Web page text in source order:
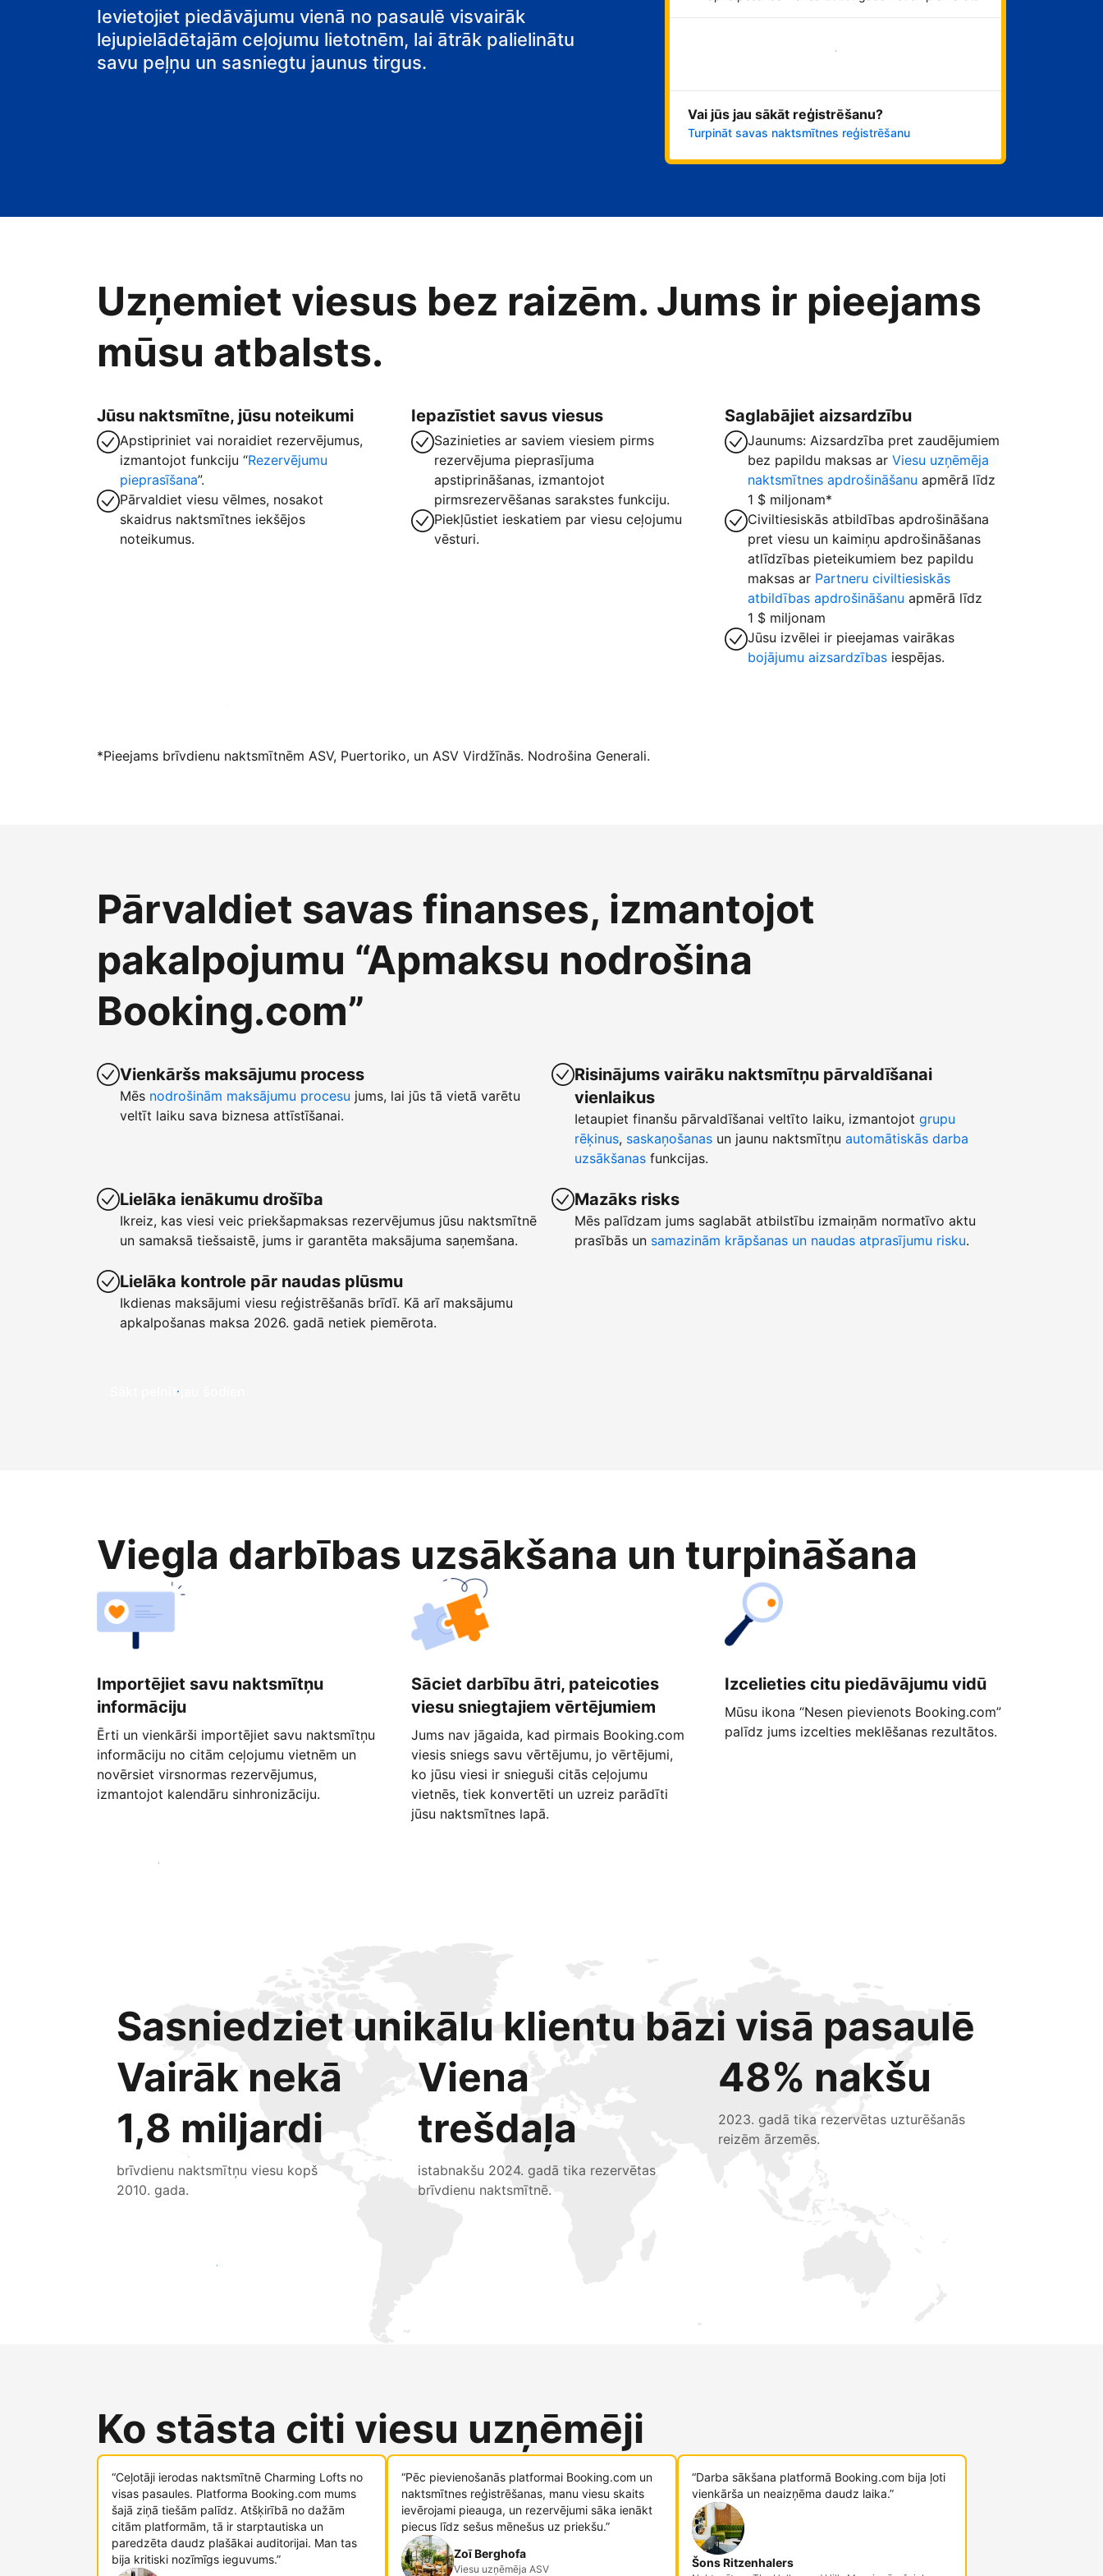
pansiju
Ievietojiet piedāvājumu vienā no pasaulē visvairāk
lejupielādētajām ceļojumu lietotnēm, lai ātrāk palielinātu
savu peļņu un sasniegtu jaunus tirgus.
Sāciet tūlīt!
Vai jūs jau sākāt reģistrēšanu?
Turpināt savas naktsmītnes reģistrēšanu
Uzņemiet viesus bez raizēm. Jums ir pieejams
mūsu atbalsts.
Jūsu naktsmītne, jūsu noteikumi
Apstipriniet vai noraidiet rezervējumus,
izmantojot funkciju “Rezervējumu
pieprasīšana”.
Pārvaldiet viesu vēlmes, nosakot
skaidrus naktsmītnes iekšējos
noteikumus.
Iepazīstiet savus viesus
Sazinieties ar saviem viesiem pirms
rezervējuma pieprasījuma
apstiprināšanas, izmantojot
pirmsrezervēšanas sarakstes funkciju.
Piekļūstiet ieskatiem par viesu ceļojumu
vēsturi.
Saglabājiet aizsardzību
Jaunums: Aizsardzība pret zaudējumiem
bez papildu maksas arViesu uzņēmēja
naktsmītnes apdrošināšanu apmērā līdz
1 $ miljonam*
Civiltiesiskās atbildības apdrošināšana
pret viesu un kaimiņu apdrošināšanas
atlīdzības pieteikumiem bez papildu
maksas ar Partneru civiltiesiskās
atbildības apdrošināšanu apmērā līdz
1 $ miljonam
Jūsu izvēlei ir pieejamas vairākas
bojājumu aizsardzības iespējas.
Izvietot piedāvājumu mūsu platformā
*Pieejams brīvdienu naktsmītnēm ASV, Puertoriko, un ASV Virdžīnās. Nodrošina Generali.
Pārvaldiet savas finanses, izmantojot
pakalpojumu “Apmaksu nodrošina
Booking.com”
Vienkāršs maksājumu process
Mēs nodrošinām maksājumu procesu jums, lai jūs tā vietā varētu
veltīt laiku sava biznesa attīstīšanai.
Lielāka ienākumu drošība
Ikreiz, kas viesi veic priekšapmaksas rezervējumus jūsu naktsmītnē
un samaksā tiešsaistē, jums ir garantēta maksājuma saņemšana.
Lielāka kontrole pār naudas plūsmu
Ikdienas maksājumi viesu reģistrēšanās brīdī. Kā arī maksājumu
apkalpošanas maksa 2026. gadā netiek piemērota.
Risinājums vairāku naktsmītņu pārvaldīšanai
vienlaikus
Ietaupiet finanšu pārvaldīšanai veltīto laiku, izmantojot grupu
rēķinus, saskaņošanas un jaunu naktsmītņu automātiskās darba
uzsākšanas funkcijas.
Mazāks risks
Mēs palīdzam jums saglabāt atbilstību izmaiņām normatīvo aktu
prasībās un samazinām krāpšanas un naudas atprasījumu risku.
Sākt pelnīt jau šodien
Viegla darbības uzsākšana un turpināšana
Importējiet savu naktsmītņu
informāciju
Ērti un vienkārši importējiet savu naktsmītņu
informāciju no citām ceļojumu vietnēm un
novērsiet virsnormas rezervējumus,
izmantojot kalendāru sinhronizāciju.
Sāciet darbību ātri, pateicoties
viesu sniegtajiem vērtējumiem
Jums nav jāgaida, kad pirmais Booking.com
viesis sniegs savu vērtējumu, jo vērtējumi,
ko jūsu viesi ir snieguši citās ceļojumu
vietnēs, tiek konvertēti un uzreiz parādīti
jūsu naktsmītnes lapā.
Izcelieties citu piedāvājumu vidū
Mūsu ikona “Nesen pievienots Booking.com”
palīdz jums izcelties meklēšanas rezultātos.
Sākt jau šodien
Sasniedziet unikālu klientu bāzi visā pasaulē
Vairāk nekā
1,8 miljardi
brīvdienu naktsmītņu viesu kopš
2010. gada.
Viena
trešdaļa
istabnakšu 2024. gadā tika rezervētas
brīvdienu naktsmītnē.
48% nakšu
2023. gadā tika rezervētas uzturēšanās
reizēm ārzemēs.
Sasniegt jaunus viesus jau šodien
Ko stāsta citi viesu uzņēmēji
“Ceļotāji ierodas naktsmītnē Charming Lofts no
visas pasaules. Platforma Booking.com mums
šajā ziņā tiešām palīdz. Atšķirībā no dažām
citām platformām, tā ir starptautiska un
paredzēta daudz plašākai auditorijai. Man tas
bija kritiski nozīmīgs ieguvums.”
“Pēc pievienošanās platformai Booking.com un
naktsmītnes reģistrēšanas, manu viesu skaits
ievērojami pieauga, un rezervējumi sāka ienākt
piecus līdz sešus mēnešus uz priekšu.”
Zoī Berghofa
Viesu uzņēmēja ASV
“Darba sākšana platformā Booking.com bija ļoti
vienkārša un neaizņēma daudz laika.”
Šons Ritzenhalers